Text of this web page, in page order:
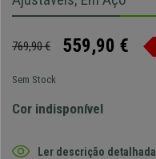
769,90 € 559,90 €
Sem Stock
Cor indisponível
Ler descrição detalhada